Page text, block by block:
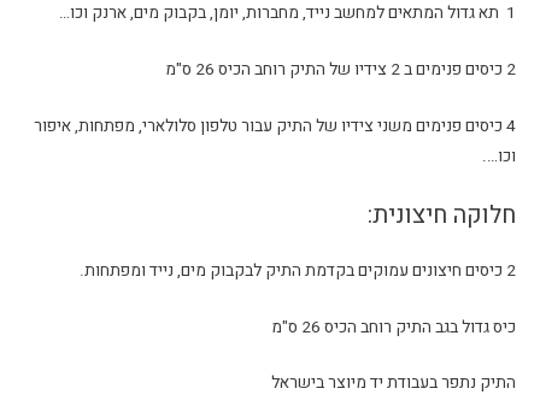
1 תא גדול המתאים למחשב נייד, מחברות, יומן, בקבוק מים, ארנק וכו…
2 כיסים פנימים ב 2 צידיו של התיק רוחב הכיס 26 ס"מ
4 כיסים פנימים משני צידיו של התיק עבור טלפון סלולארי, מפתחות, איפור
וכו….
חלוקה חיצונית:
2 כיסים חיצונים עמוקים בקדמת התיק לבקבוק מים, נייד ומפתחות.
כיס גדול בגב התיק רוחב הכיס 26 ס"מ
התיק נתפר בעבודת יד מיוצר בישראל